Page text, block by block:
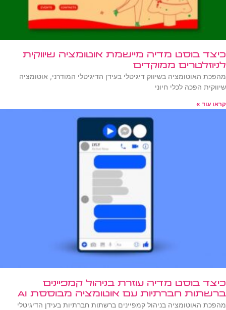
כיצד בוסט מדיה מיישמת אוטומציה שיווקית
לניוזלטרים ממוקדים
מהפכת האוטומציה בשיווק דיגיטלי בעידן הדיגיטלי המודרני, אוטומציה
שיווקית הפכה לכלי חיוני
קראו עוד »
כיצד בוסט מדיה עוזרת בניהול קמפיינים
ברשתות חברתיות עם אוטומציה מבוססת AI
מהפכת האוטומציה בניהול קמפיינים ברשתות חברתיות בעידן הדיגיטלי